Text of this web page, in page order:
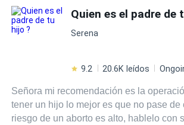
Quien es el padre de
Serena
9.2 20.6K leídos
Señora mi recomendación es la
tener un hijo lo mejor es que no pase de
riesgo de un aborto es alto, hablelo con su esposo y tome